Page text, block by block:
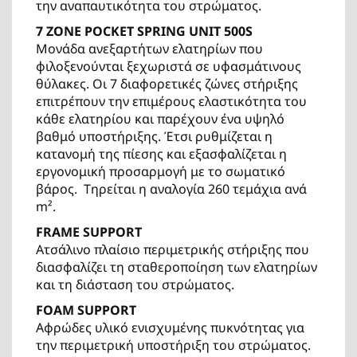
την αναπαυτικότητα του στρώματος.
7 ZONE POCKET SPRING UNIT 500S
Μονάδα ανεξαρτήτων ελατηρίων που
φιλοξενούνται ξεχωριστά σε υφασμάτινους
θύλακες. Οι 7 διαφορετικές ζώνες στήριξης
επιτρέπουν την επιμέρους ελαστικότητα του
κάθε ελατηρίου και παρέχουν ένα υψηλό
βαθμό υποστήριξης. Έτσι ρυθμίζεται η
κατανομή της πίεσης και εξασφαλίζεται η
εργονομική προσαρμογή με το σωματικό
βάρος. Τηρείται η αναλογία 260 τεμάχια ανά
m².
FRAME SUPPORT
Ατσάλινο πλαίσιο περιμετρικής στήριξης που
διασφαλίζει τη σταθεροποίηση των ελατηρίων
και τη διάσταση του στρώματος.
FOAM SUPPORT
Αφρώδες υλικό ενισχυμένης πυκνότητας για
την περιμετρική υποστήριξη του στρώματος.